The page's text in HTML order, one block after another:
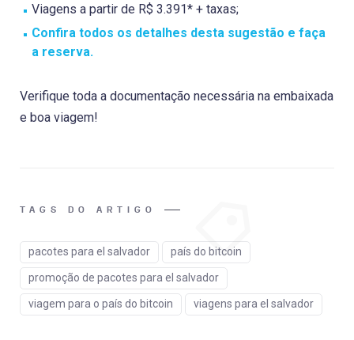
Viagens a partir de R$ 3.391* + taxas;
Confira todos os detalhes desta sugestão e faça
a reserva.
Verifique toda a documentação necessária na embaixada
e boa viagem!
TAGS DO ARTIGO
pacotes para el salvador país do bitcoin
promoção de pacotes para el salvador
viagem para o país do bitcoin viagens para el salvador